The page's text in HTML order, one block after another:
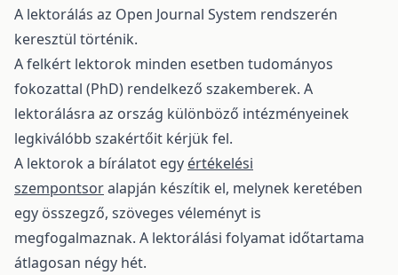
A lektorálás az Open Journal System rendszerén
keresztül történik.
A felkért lektorok minden esetben tudományos
fokozattal (PhD) rendelkező szakemberek. A
lektorálásra az ország különböző intézményeinek
legkiválóbb szakértőit kérjük fel.
A lektorok a bírálatot egy értékelési
szempontsoralapján készítik el, melynek keretében
egy összegző, szöveges véleményt is
megfogalmaznak. A lektorálási folyamat időtartama
átlagosan négy hét.